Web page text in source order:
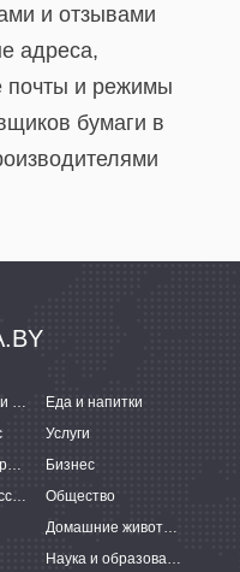
и отзывами
адреса,
почты и режимы
бумаги в
Строительство и ремонт
Еда и напитки
Услуги
Медицина и фармацевтика
Бизнес
Культура и искусство
Общество
Домашние животные
Наука и образование